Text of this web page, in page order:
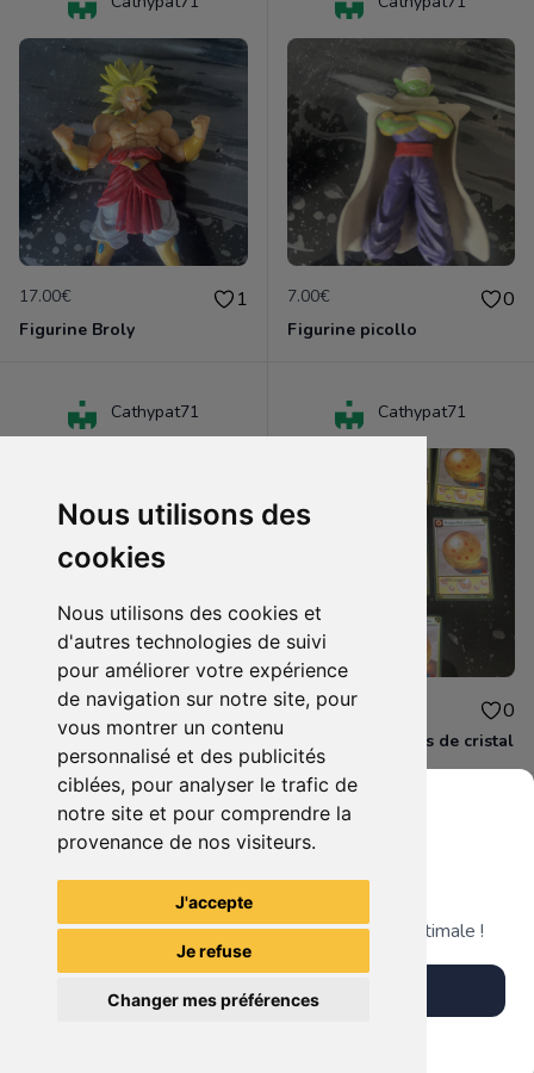
Nous utilisons des
cookies
Nous utilisons des cookies et
d'autres technologies de suivi
pour améliorer votre expérience
de navigation sur notre site, pour
vous montrer un contenu
personnalisé et des publicités
ciblées, pour analyser le trafic de
notre site et pour comprendre la
provenance de nos visiteurs.
J'accepte
Je refuse
Changer mes préférences
17.00€ 1
Figurine Broly
7.00€ 0
Figurine picollo
Cathypat71
7.00€ 0
Figurine cell
Cathypat71
15.00€ 0
Carte les 7 boules de cristal
Voir tous les articles du vendeur
Grenier du Geek
Télécharge notre app pour une expérience optimale !
Télécharger l'app